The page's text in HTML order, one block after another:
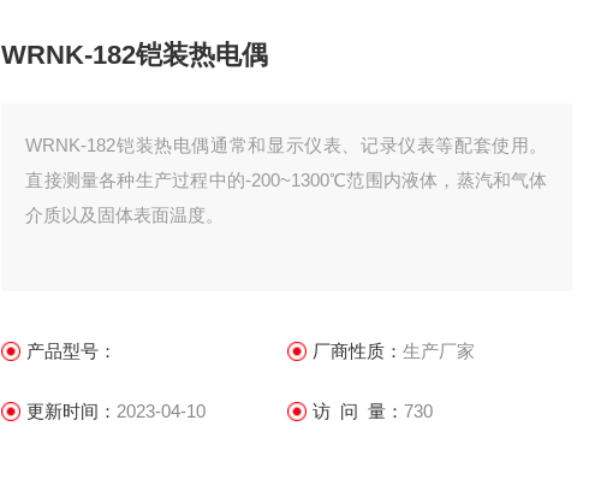
WRNK-182铠装热电偶
WRNK-182铠装热电偶通常和显示仪表、记录仪表等配套使用。
直接测量各种生产过程中的-200~1300℃范围内液体，蒸汽和气体
介质以及固体表面温度。
产品型号： 厂商性质： 生产厂家
更新时间： 2023-04-10 访 问 量： 730